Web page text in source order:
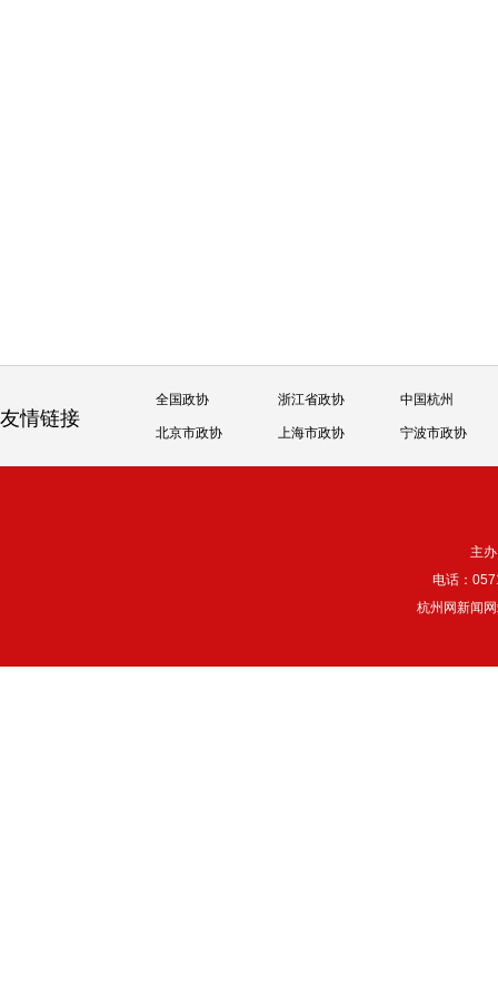
友情链接
全国政协 浙江省政协 中国杭州
北京市政协 上海市政协 宁波市政协
主
电话：
杭州网新闻